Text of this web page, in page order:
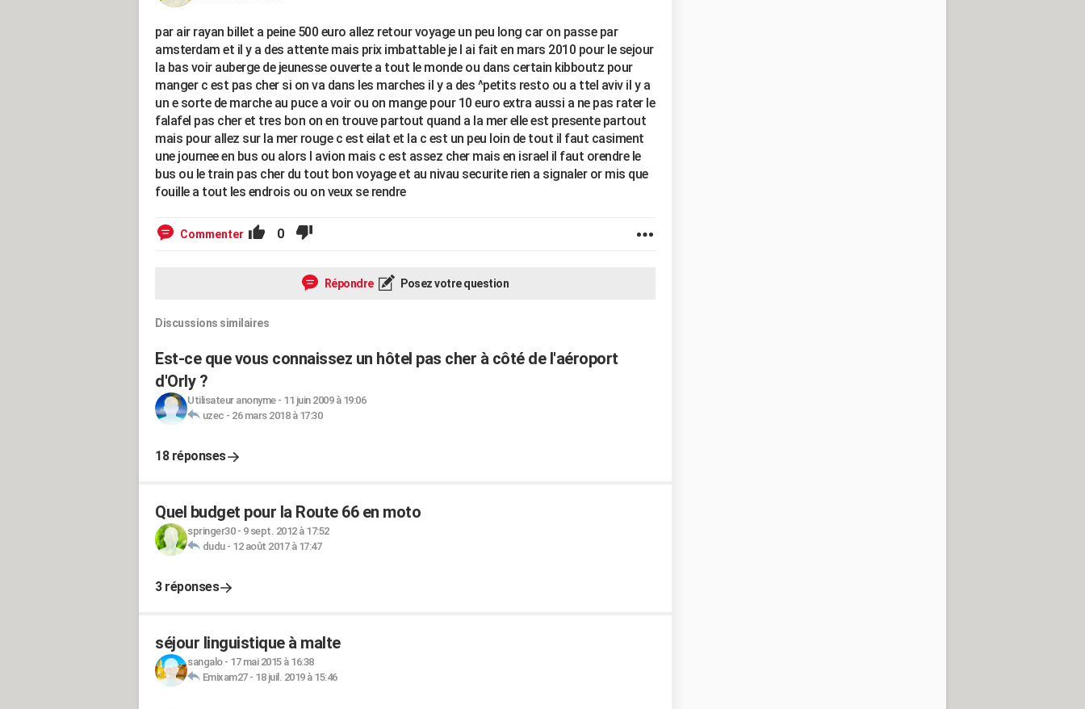
par air rayan billet a peine 500 euro allez retour voyage un peu long car on passe par
amsterdam et il y a des attente mais prix imbattable je l ai fait en mars 2010 pour le sejour
la bas voir auberge de jeunesse ouverte a tout le monde ou dans certain kibboutz pour
manger c est pas cher si on va dans les marches il y a des ^petits resto ou a ttel aviv il y a
un e sorte de marche au puce a voir ou on mange pour 10 euro extra aussi a ne pas rater le
falafel pas cher et tres bon on en trouve partout quand a la mer elle est presente partout
mais pour allez sur la mer rouge c est eilat et la c est un peu loin de tout il faut casiment
une journee en bus ou alors l avion mais c est assez cher mais en israel il faut orendre le
bus ou le train pas cher du tout bon voyage et au nivau securite rien a signaler or mis que
fouille a tout les endrois ou on veux se rendre
Commenter 0
Répondre Posez votre question
Discussions similaires
Est-ce que vous connaissez un hôtel pas cher à côté de l'aéroport
d'Orly ?
Utilisateur anonyme- 11 juin 2009 à 19:06
uzec - 26 mars 2018 à 17:30
18 réponses
Quel budget pour la Route 66 en moto
springer30- 9 sept. 2012 à 17:52
dudu- 12 août 2017 à 17:47
3 réponses
séjour linguistique à malte
sangalo- 17 mai 2015 à 16:38
Emixam27- 18 juil. 2019 à 15:46